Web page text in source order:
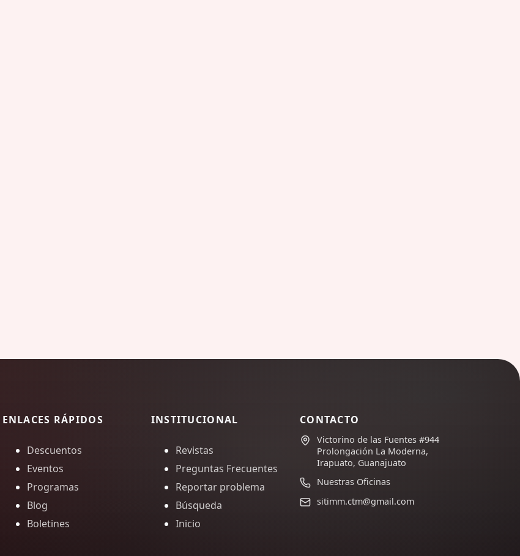
ENLACES RÁPIDOS
Descuentos
Eventos
Programas
Blog
Boletines
INSTITUCIONAL
Revistas
Preguntas Frecuentes
Reportar problema
Búsqueda
Inicio
CONTACTO
Victorino de las Fuentes #944
Prolongación La Moderna,
Irapuato, Guanajuato
Nuestras Oficinas
sitimm.ctm@gmail.com